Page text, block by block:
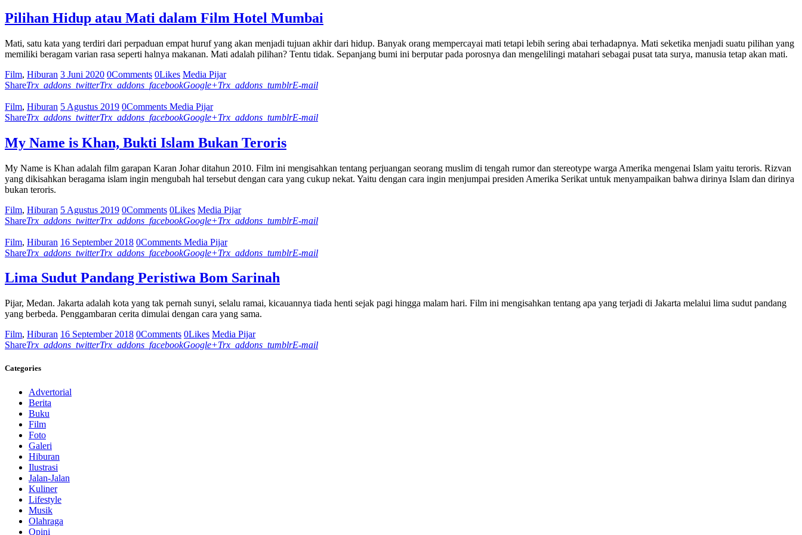
Pilihan Hidup atau Mati dalam Film Hotel Mumbai
Mati, satu kata yang terdiri dari perpaduan empat huruf yang akan menjadi tujuan akhir dari hidup. Banyak orang mempercayai mati tetapi lebih sering abai terhadapnya. Mati seketika menjadi suatu pilihan yang
memiliki beragam varian rasa seperti halnya makanan. Mati adalah pilihan? Tentu tidak. Sepanjang bumi ini berputar pada porosnya dan mengelilingi matahari sebagai pusat tata surya, manusia tetap akan mati.
Film, Hiburan 3 Juni 2020 0Comments 0Likes Media Pijar
ShareTrx_addons_twitterTrx_addons_facebookGoogle+Trx_addons_tumblrE-mail
Film, Hiburan 5 Agustus 2019 0Comments Media Pijar
ShareTrx_addons_twitterTrx_addons_facebookGoogle+Trx_addons_tumblrE-mail
My Name is Khan, Bukti Islam Bukan Teroris
My Name is Khan adalah film garapan Karan Johar ditahun 2010. Film ini mengisahkan tentang perjuangan seorang muslim di tengah rumor dan stereotype warga Amerika mengenai Islam yaitu teroris. Rizvan
yang dikisahkan beragama islam ingin mengubah hal tersebut dengan cara yang cukup nekat. Yaitu dengan cara ingin menjumpai presiden Amerika Serikat untuk menyampaikan bahwa dirinya Islam dan dirinya
bukan teroris.
Film, Hiburan 5 Agustus 2019 0Comments 0Likes Media Pijar
ShareTrx_addons_twitterTrx_addons_facebookGoogle+Trx_addons_tumblrE-mail
Film, Hiburan 16 September 2018 0Comments Media Pijar
ShareTrx_addons_twitterTrx_addons_facebookGoogle+Trx_addons_tumblrE-mail
Lima Sudut Pandang Peristiwa Bom Sarinah
Pijar, Medan. Jakarta adalah kota yang tak pernah sunyi, selalu ramai, kicauannya tiada henti sejak pagi hingga malam hari. Film ini mengisahkan tentang apa yang terjadi di Jakarta melalui lima sudut pandang
yang berbeda. Penggambaran cerita dimulai dengan cara yang sama.
Film, Hiburan 16 September 2018 0Comments 0Likes Media Pijar
ShareTrx_addons_twitterTrx_addons_facebookGoogle+Trx_addons_tumblrE-mail
Categories
Advertorial
Berita
Buku
Film
Foto
Galeri
Hiburan
Ilustrasi
Jalan-Jalan
Kuliner
Lifestyle
Musik
Olahraga
Opini